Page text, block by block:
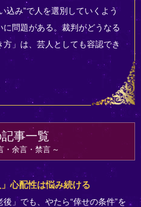
込み”で人を選別していくよう
問題がある。裁判がどうなる
」は、芸人としても容認でき
事一覧
・余言・禁言
心配性は悩み続ける
」でも、やたら“倖せの条件”を